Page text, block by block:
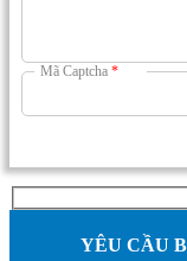
Mã Captcha *
YÊU CẦU